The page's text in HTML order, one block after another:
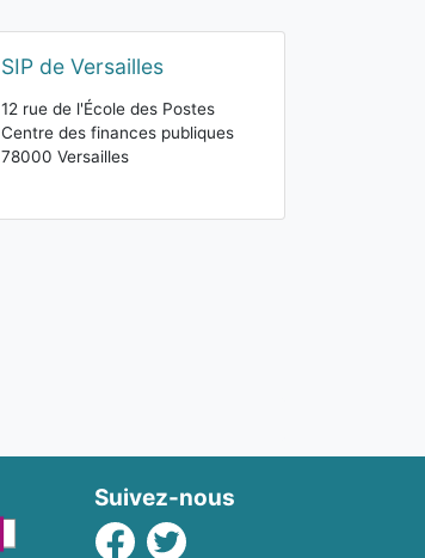
SIP de Versailles
12 rue de l'École des Postes
Centre des finances publiques
78000 Versailles
Suivez-nous
Facebook
Twitter